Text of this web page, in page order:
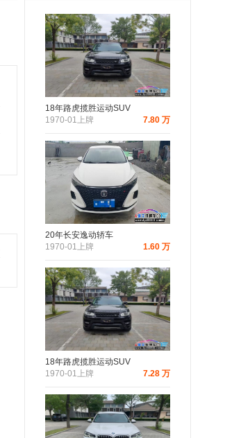
18年路虎揽胜运动SUV
1970-01上牌
7.80 万
20年长安逸动轿车
1970-01上牌
1.60 万
18年路虎揽胜运动SUV
1970-01上牌
7.28 万